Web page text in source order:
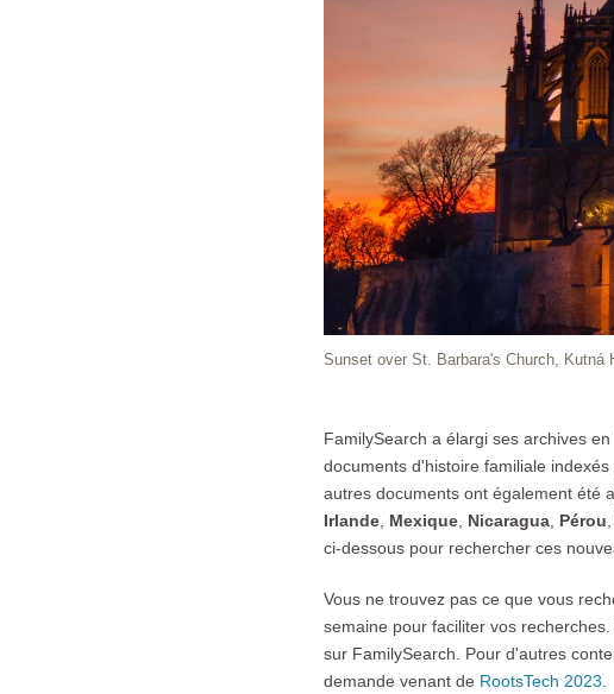
Sunset over St. Barbara's Church, Kutná
FamilySearch a élargi ses archives
documents d'histoire familiale
autres documents ont également été
Irlande Mexique Nicaragua Pérou
ci-dessous pour rechercher ces
Vous ne trouvez pas ce que vous
semaine pour faciliter vos
sur FamilySearch. Pour d'autres
demande venant de RootsTech 2023